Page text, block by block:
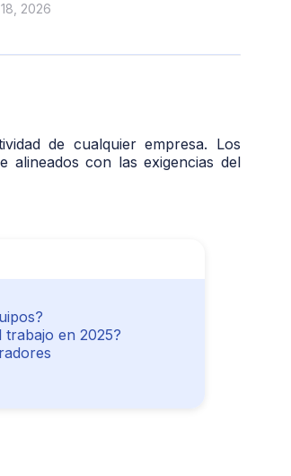
2026
de cualquier empresa. Los
alineados con las exigencias del
en 2025?